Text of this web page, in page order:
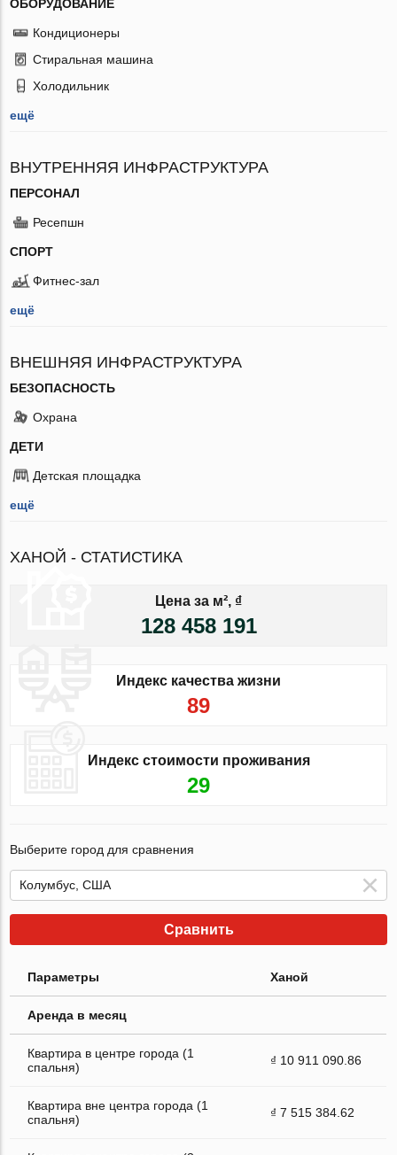
ОБОРУДОВАНИЕ
Кондиционеры
Стиральная машина
Холодильник
ещё
ВНУТРЕННЯЯ ИНФРАСТРУКТУРА
ПЕРСОНАЛ
Ресепшн
СПОРТ
Фитнес-зал
ещё
ВНЕШНЯЯ ИНФРАСТРУКТУРА
БЕЗОПАСНОСТЬ
Охрана
ДЕТИ
Детская площадка
ещё
ХАНОЙ - СТАТИСТИКА
Цена за м², ₫
128 458 191
Индекс качества жизни
89
Индекс стоимости проживания
29
Выберите город для сравнения
Сравнить
Параметры Ханой
Аренда в месяц
Квартира в центре города (1
спальня)
₫ 10 911 090.86
Квартира вне центра города (1
спальня)
₫ 7 515 384.62